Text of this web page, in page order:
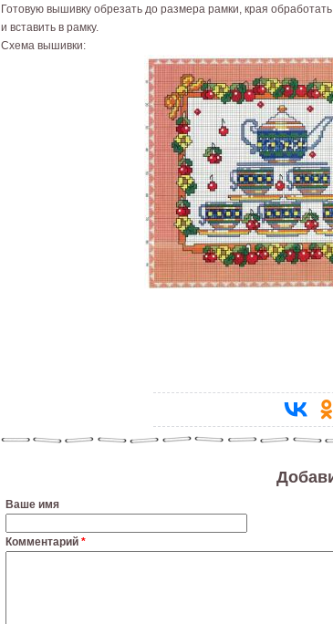
Готовую вышивку обрезать до размера рамки, края
и вставить в рамку.
Схема вышивки:
Ваше имя
Комментарий *